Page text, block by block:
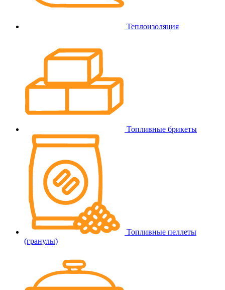
Теплоизоляция
Топливные брикеты
Топливные пеллеты
(гранулы)